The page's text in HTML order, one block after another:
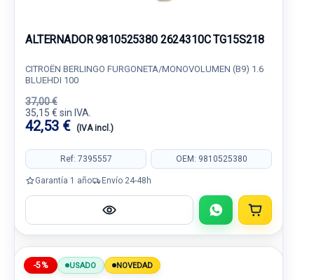
ALTERNADOR 9810525380 2624310C TG15S218
CITROËN BERLINGO FURGONETA/MONOVOLUMEN (B9) 1.6
BLUEHDI 100
37,00 €
35,15 € sin IVA.
42,53 € (IVA incl.)
Ref: 7395557 OEM: 9810525380
Garantía 1 año Envío 24-48h
-5% USADO NOVEDAD